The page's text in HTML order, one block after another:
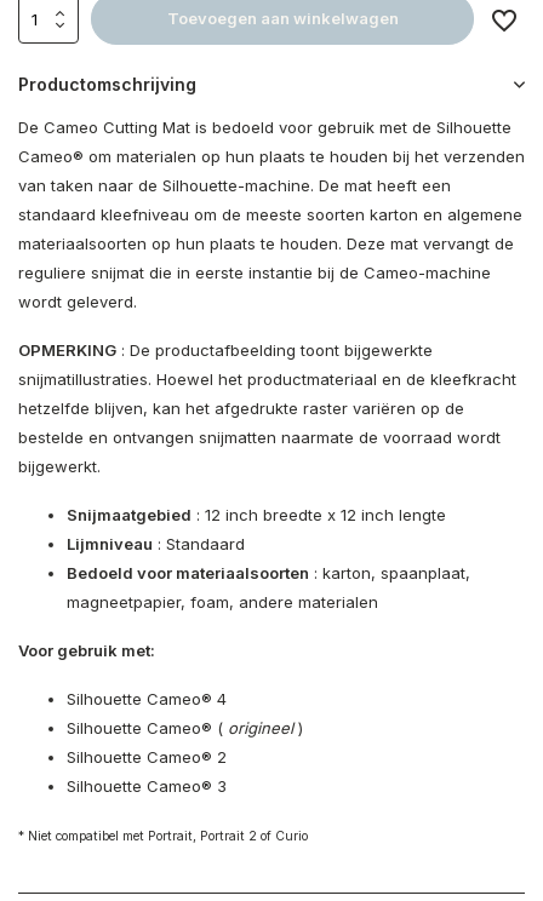
Toevoegen aan winkelwagen
Productomschrijving
De Cameo Cutting Mat is bedoeld voor gebruik met de Silhouette
Cameo® om materialen op hun plaats te houden bij het verzenden
van taken naar de Silhouette-machine. De mat heeft een
standaard kleefniveau om de meeste soorten karton en algemene
materiaalsoorten op hun plaats te houden. Deze mat vervangt de
reguliere snijmat die in eerste instantie bij de Cameo-machine
wordt geleverd.
OPMERKING : De productafbeelding toont bijgewerkte
snijmatillustraties. Hoewel het productmateriaal en de kleefkracht
hetzelfde blijven, kan het afgedrukte raster variëren op de
bestelde en ontvangen snijmatten naarmate de voorraad wordt
bijgewerkt.
Snijmaatgebied : 12 inch breedte x 12 inch lengte
Lijmniveau : Standaard
Bedoeld voor materiaalsoorten : karton, spaanplaat,
magneetpapier, foam, andere materialen
Voor gebruik met:
Silhouette Cameo® 4
Silhouette Cameo® ( origineel)
Silhouette Cameo® 2
Silhouette Cameo® 3
* Niet compatibel met Portrait, Portrait 2 of Curio